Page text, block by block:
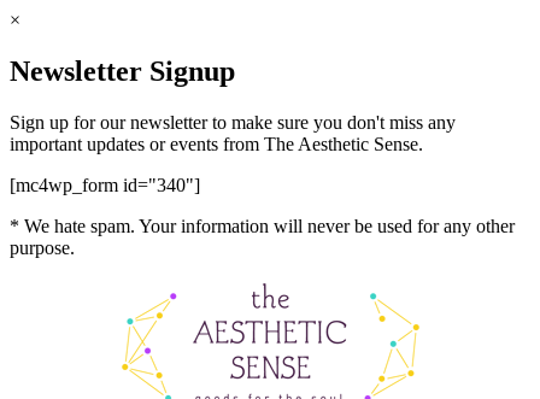
×
Newsletter Signup
Sign up for our newsletter to make sure you don't miss any
important updates or events from The Aesthetic Sense.
[mc4wp_form id="340"]
* We hate spam. Your information will never be used for any other
purpose.